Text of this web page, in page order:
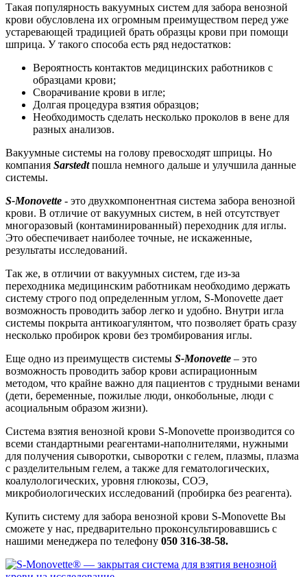
Такая популярность вакуумных систем для забора венозной
крови обусловлена их огромным преимуществом перед уже
устаревающей традицией брать образцы крови при помощи
шприца. У такого способа есть ряд недостатков:
Вероятность контактов медицинских работников с
образцами крови;
Сворачивание крови в игле;
Долгая процедура взятия образцов;
Необходимость сделать несколько проколов в вене для
разных анализов.
Вакуумные системы на голову превосходят шприцы. Но
компания Sarstedtпошла немного дальше и улучшила данные
системы.
S-Monovette - это двухкомпонентная система забора венозной
крови. В отличие от вакуумных систем, в ней отсутствует
многоразовый (контаминированный) переходник для иглы.
Это обеспечивает наиболее точные, не искаженные,
результаты исследований.
Так же, в отличии от вакуумных систем, где из-за
переходника медицинским работникам необходимо держать
систему строго под определенным углом, S-Monovette дает
возможность проводить забор легко и удобно. Внутри игла
системы покрыта антикоагулянтом, что позволяет брать сразу
несколько пробирок крови без тромбирования иглы.
Еще одно из преимуществ системы S-Monovette – это
возможность проводить забор крови аспирационным
методом, что крайне важно для пациентов с трудными венами
(дети, беременные, пожилые люди, онкобольные, люди с
асоциальным образом жизни).
Система взятия венозной крови S-Monovette производится со
всеми стандартными реагентами-наполнителями, нужными
для получения сыворотки, сыворотки с гелем, плазмы, плазма
с разделительным гелем, а также для гематологических,
коалулологических, уровня глюкозы, СОЭ,
микробиологических исследований (пробирка без реагента).
Купить систему для забора венозной крови S-Monovette Вы
сможете у нас, предварительно проконсультировавшись с
нашими менеджера по телефону 050 316-38-58.